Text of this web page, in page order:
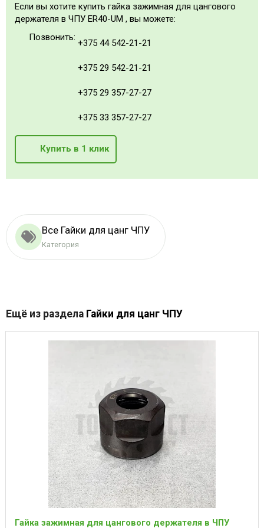
Если вы хотите купить гайка зажимная для цангового
держателя в ЧПУ ER40-UM , вы можете:
Позвонить:
+375 44 542-21-21
+375 29 542-21-21
+375 29 357-27-27
+375 33 357-27-27
Купить в 1 клик
Все Гайки для цанг ЧПУ
Категория
Ещё из раздела Гайки для цанг ЧПУ
Гайка зажимная для цангового держателя в ЧПУ